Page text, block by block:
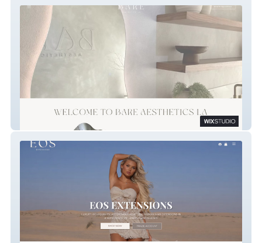
Bare Aesthetics